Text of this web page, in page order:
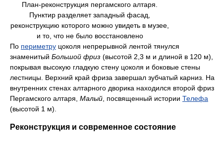
План-реконструкция пергамского алтаря.
Пунктир разделяет западный фасад,
реконструкцию которого можно увидеть в музее,
и то, что не было восстановлено
По периметру цоколя непрерывной лентой тянулся
знаменитый Большой фриз (высотой 2,3 м и длиной в 120 м),
покрывая высокую гладкую стену цоколя и боковые стены
лестницы. Верхний край фриза завершал зубчатый карниз. На
внутренних стенах алтарного дворика находился второй фриз
Пергамского алтаря, Малый, посвященный истории Телефа
(высотой 1 м).
Реконструкция и современное состояние